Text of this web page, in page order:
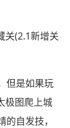
但是如果玩
极图爬上城
自发技，